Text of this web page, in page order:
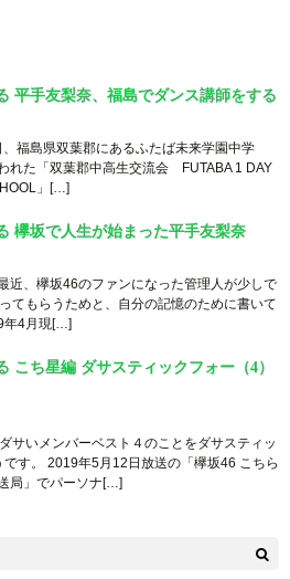
平手友梨奈、福島でダンス講師をする
福島県双葉郡にあるふたば未来学園中学
れた「双葉郡中高生交流会 FUTABA 1 DAY
」[…]
欅坂で人生が始まった平手友梨奈
近、欅坂46のファンになった管理人が少しで
てもらうためと、自分の記憶のために書いて
年 4月 現 […]
こち星編 ダサスティックフォー（4）
サいメンバーベスト４のことをダサスティッ
です。 2019年5月12日放送の「欅坂46 こちら
局」でパーソナ[…]